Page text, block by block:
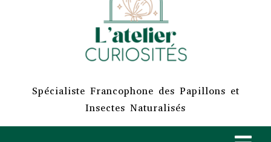
Spécialiste Francophone des Papillons et
Insectes Naturalisés